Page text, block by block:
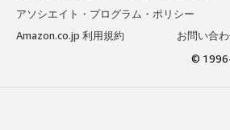
アソシエイト・プログラム・ポリシー
Amazon.co.jp 利用規約
お問い合
©